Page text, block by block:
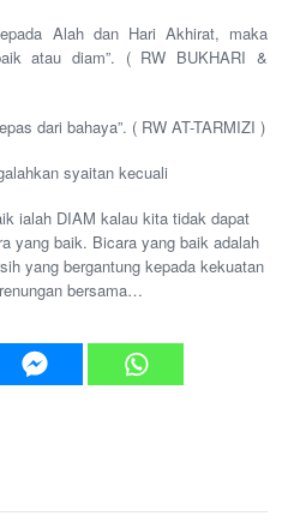
Alah dan Hari Akhirat, maka
atau diam”. ( RW BUKHARI &
dari bahaya”. ( RW AT-TARMIZI )
syaitan kecuali
ialah DIAM kalau kita tidak dapat
yang baik. Bicara yang baik adalah
yang bergantung kepada kekuatan
bersama…